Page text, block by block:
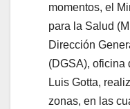
momentos, el
para la Salud
Dirección
(DGSA), oficina
Luis Gotta,
zonas, en las